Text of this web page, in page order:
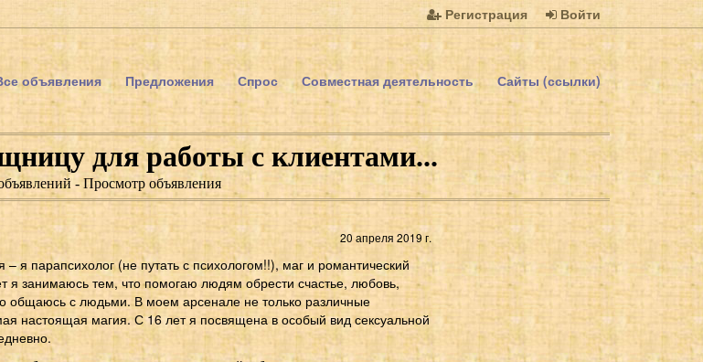
Регистрация Войти
объявления Предложения Спрос Совместная деятельность Сайты (ссылки)
для работы с клиентами...
- Просмотр объявления
20 апреля 2019 г.
я парапсихолог (не путать с психологом!!), маг и романтический
я занимаюсь тем, что помогаю людям обрести счастье, любовь,
общаюсь с людьми. В моем арсенале не только различные
настоящая магия. С 16 лет я посвящена в особый вид сексуальной